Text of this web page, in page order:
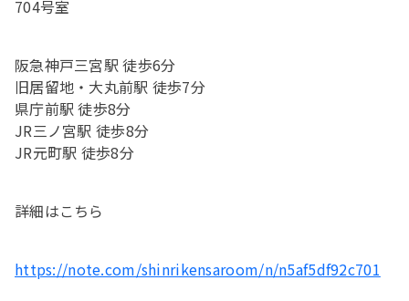
704号室
阪急神戸三宮駅 徒歩6分
旧居留地・大丸前駅 徒歩7分
県庁前駅 徒歩8分
JR三ノ宮駅 徒歩8分
JR元町駅 徒歩8分
詳細はこちら
https://note.com/shinrikensaroom/n/n5af5df92c701